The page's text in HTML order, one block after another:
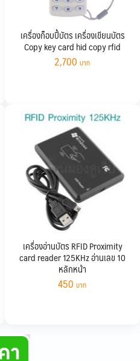
เครื่องก็อบปี้บัตร เครื่องเขียนบัตร
Copy key card hid copy rfid
2,700
เครื่องอ่านบัตร RFID Proximity
card reader 125KHz อ่านเลข 10
หลักหน้า
450